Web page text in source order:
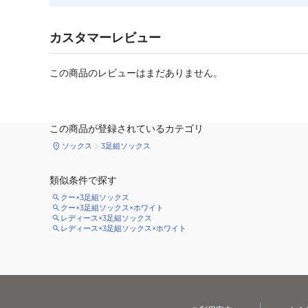
カスタマーレビュー
この商品のレビューはまだありません。
この商品が登録されているカテゴリ
ソックス 3足組ソックス
類似条件で探す
クー×3足組ソックス
クー×3足組ソックス×ホワイト
レディース×3足組ソックス
レディース×3足組ソックス×ホワイト